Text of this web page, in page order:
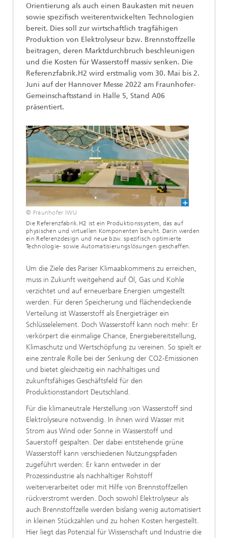
Orientierung als auch einen Baukasten mit neuen
sowie spezifisch weiterentwickelten Technologien
bereit. Dies soll zur wirtschaftlich tragfähigen
Produktion von Elektrolyseur bzw. Brennstoffzelle
beitragen, deren Marktdurchbruch beschleunigen
und die Kosten für Wasserstoff massiv senken. Die
Referenzfabrik.H2 wird erstmalig vom 30. Mai bis 2.
Juni auf der Hannover Messe 2022 am Fraunhofer-
Gemeinschaftsstand in Halle 5, Stand A06
präsentiert.
© Fraunhofer IWU
Die Referenzfabrik.H2 ist ein Produktionssystem, das auf
physischen und virtuellen Komponenten beruht. Darin werden
ein Referenzdesign und neue bzw. spezifisch optimierte
Technologie- sowie Automatisierungslösungen geschaffen.
Um die Ziele des Pariser Klimaabkommens zu erreichen,
muss in Zukunft weitgehend auf Öl, Gas und Kohle
verzichtet und auf erneuerbare Energien umgestellt
werden. Für deren Speicherung und flächendeckende
Verteilung ist Wasserstoff als Energieträger ein
Schlüsselelement. Doch Wasserstoff kann noch mehr: Er
verkörpert die einmalige Chance, Energiebereitstellung,
Klimaschutz und Wertschöpfung zu vereinen. So spielt er
eine zentrale Rolle bei der Senkung der CO2-Emissionen
und bietet gleichzeitig ein nachhaltiges und
zukunftsfähiges Geschäftsfeld für den
Produktionsstandort Deutschland.
Für die klimaneutrale Herstellung von Wasserstoff sind
Elektrolyseure notwendig. In ihnen wird Wasser mit
Strom aus Wind oder Sonne in Wasserstoff und
Sauerstoff gespalten. Der dabei entstehende grüne
Wasserstoff kann verschiedenen Nutzungspfaden
zugeführt werden: Er kann entweder in der
Prozessindustrie als nachhaltiger Rohstoff
weiterverarbeitet oder mit Hilfe von Brennstoffzellen
rückverstromt werden. Doch sowohl Elektrolyseur als
auch Brennstoffzelle werden bislang wenig automatisiert
in kleinen Stückzahlen und zu hohen Kosten hergestellt.
Hier liegt das Potenzial für Wissenschaft und Industrie die